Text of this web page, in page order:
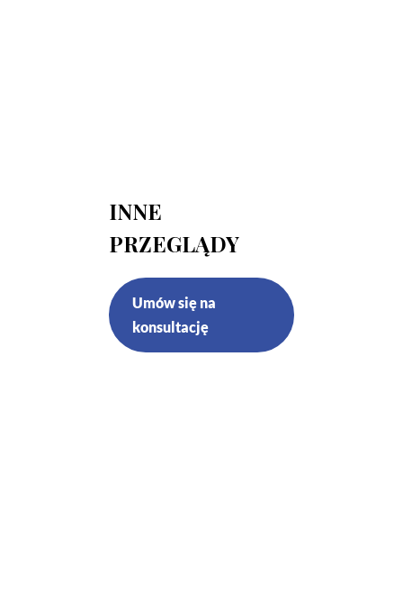
INNE
PRZEGLĄDY
Umów się na
konsultację